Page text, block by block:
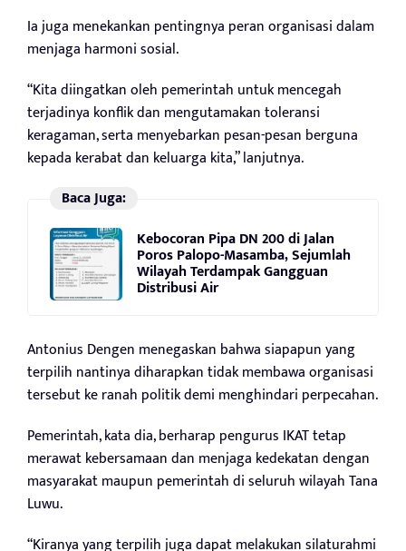
Ia juga menekankan pentingnya peran organisasi dalam
menjaga harmoni sosial.
“Kita diingatkan oleh pemerintah untuk mencegah
terjadinya konflik dan mengutamakan toleransi
keragaman, serta menyebarkan pesan-pesan berguna
kepada kerabat dan keluarga kita,” lanjutnya.
Baca Juga:
Kebocoran Pipa DN 200 di Jalan
Poros Palopo-Masamba, Sejumlah
Wilayah Terdampak Gangguan
Distribusi Air
Antonius Dengen menegaskan bahwa siapapun yang
terpilih nantinya diharapkan tidak membawa organisasi
tersebut ke ranah politik demi menghindari perpecahan.
Pemerintah, kata dia, berharap pengurus IKAT tetap
merawat kebersamaan dan menjaga kedekatan dengan
masyarakat maupun pemerintah di seluruh wilayah Tana
Luwu.
“Kiranya yang terpilih juga dapat melakukan silaturahmi